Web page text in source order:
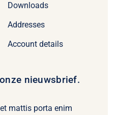
Downloads
Addresses
Account details
nieuwsbrief.
mattis porta enim